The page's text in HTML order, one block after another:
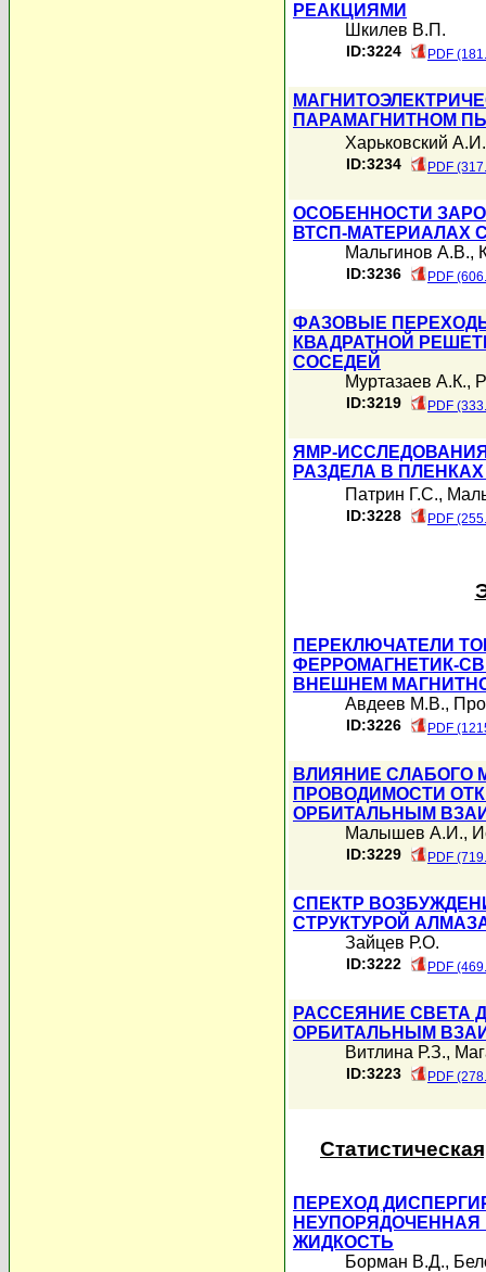
РЕАКЦИЯМИ
Шкилев В.П.
ID:3224 PDF
ПАРАМАГНИТНОМ
Харьковский А.И.
ID:3234 PDF
ОСОБЕННОСТИ
ВТСП-МАТЕРИАЛАХ
Мальгинов А.В.,
ID:3236 PDF
ФАЗОВЫЕ
КВАДРАТНОЙ
СОСЕДЕЙ
Муртазаев А.К.,
ID:3219 PDF
ЯМР-
РАЗДЕЛА В ПЛЕНКАХ
Патрин Г.С.,
ID:3228 PDF
ПЕРЕКЛЮЧАТЕЛИ
ФЕРРОМАГНЕТИК-
ВНЕШНЕМ
Авдеев М.В.,
ID:3226 PDF
ВЛИЯНИЕ СЛАБОГО
ПРОВОДИМОСТИ
ОРБИТАЛЬНЫМ
Малышев А.И.,
ID:3229 PDF
СПЕКТР
СТРУКТУРОЙ
Зайцев Р.О.
ID:3222 PDF
РАССЕЯНИЕ СВЕТА
ОРБИТАЛЬНЫМ
Витлина Р.З.,
ID:3223 PDF
ПЕРЕХОД
ЖИДКОСТЬ
Борман В.Д.,